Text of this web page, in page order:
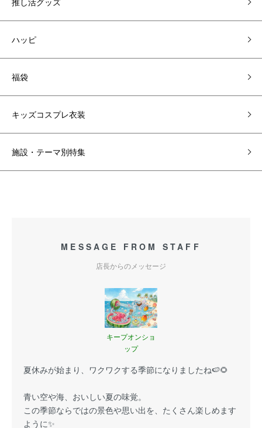
ハッピ
福袋
キッズコスプレ衣装
施設・テーマ別特集
MESSAGE FROM STAFF
店長からのメッセージ
キープオンショ
ップ
夏休みが始まり、ワクワクする季節になりましたね🍉🌻
青い空や海、おいしい夏の味覚。
この季節ならではの景色や思い出を、たくさん楽しめます
ように✨